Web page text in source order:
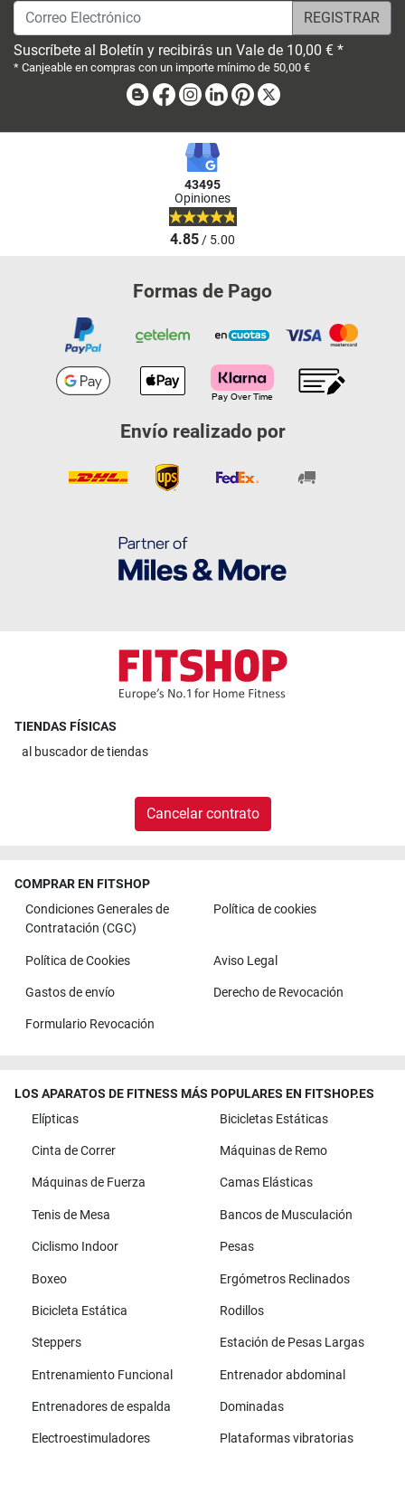
Correo Electrónico
Suscríbete al Boletín y recibirás un Vale de 10,00 € *
* Canjeable en compras con un importe mínimo de 50,00 €
BlogFacebook
Instagram
LinkedinPinterest
43495
Opiniones
4.85/ 5.00
Formas de Pago
Envío realizado por
TIENDAS FÍSICAS
al buscador de tiendas
Cancelar contrato
COMPRAR EN FITSHOP
Condiciones Generales de
Contratación (CGC)
Política de cookies
Política de Cookies Aviso Legal
Gastos de envío Derecho de Revocación
Formulario Revocación
LOS APARATOS DE FITNESS MÁS POPULARES EN FITSHOP.ES
Elípticas
Bicicletas Estáticas
Cinta de Correr Máquinas de Remo
Máquinas de Fuerza Camas Elásticas
Tenis de Mesa Bancos de Musculación
Ciclismo Indoor Pesas
Boxeo Ergómetros Reclinados
Bicicleta Estática Rodillos
Steppers Estación de Pesas Largas
Entrenamiento Funcional Entrenador abdominal
Entrenadores de espalda Dominadas
Electroestimuladores Plataformas vibratorias